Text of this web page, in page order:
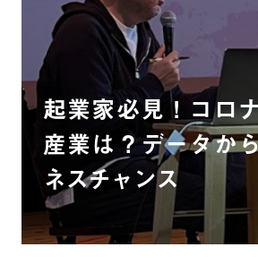
起業家必見！コロ
産業は？データか
ネスチャンス